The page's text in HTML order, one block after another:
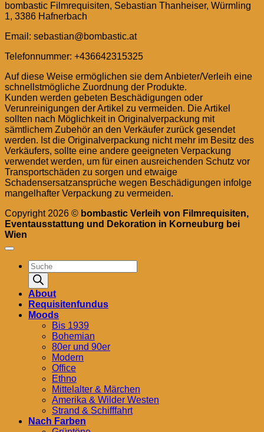
bombastic Filmrequisiten, Sebastian Thanheiser, Würmling
1, 3386 Hafnerbach
Email: sebastian@bombastic.at
Telefonnummer: +436642315325
Auf diese Weise ermöglichen sie dem Anbieter/Verleih eine
schnellstmögliche Zuordnung der Produkte.
Kunden werden gebeten Beschädigungen oder
Verunreinigungen der Artikel zu vermeiden. Die Artikel
sollten nach Möglichkeit in Originalverpackung mit
sämtlichem Zubehör an den Verkäufer zurück gesendet
werden. Ist die Originalverpackung nicht mehr im Besitz des
Verkäufers, sollte eine andere geeigneten Verpackung
verwendet werden, um für einen ausreichenden Schutz vor
Transportschäden zu sorgen und etwaige
Schadensersatzansprüche wegen Beschädigungen infolge
mangelhafter Verpackung zu vermeiden.
Copyright 2026 © bombastic Verleih von Filmrequisiten,
Eventausstattung und Dekoration in Korneuburg bei
Wien
Products
search
About
Requisitenfundus
Moods
Bis 1939
Bohemian
80er und 90er
Modern
Office
Ethno
Mittelalter & Märchen
Amerika & Wilder Westen
Strand & Schifffahrt
Nach Farben